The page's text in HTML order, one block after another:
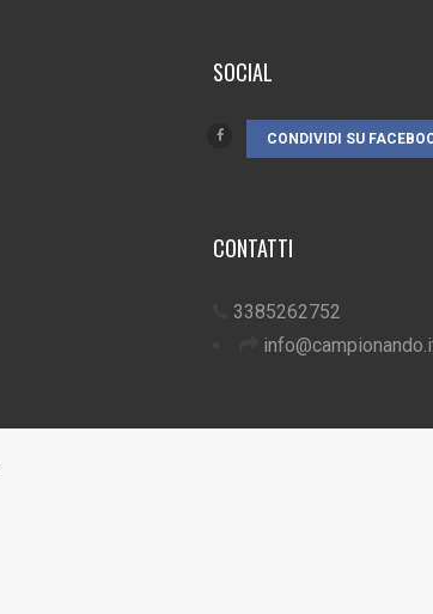
SOCIAL
CONDIVIDI SU
CONTATTI
3385262752